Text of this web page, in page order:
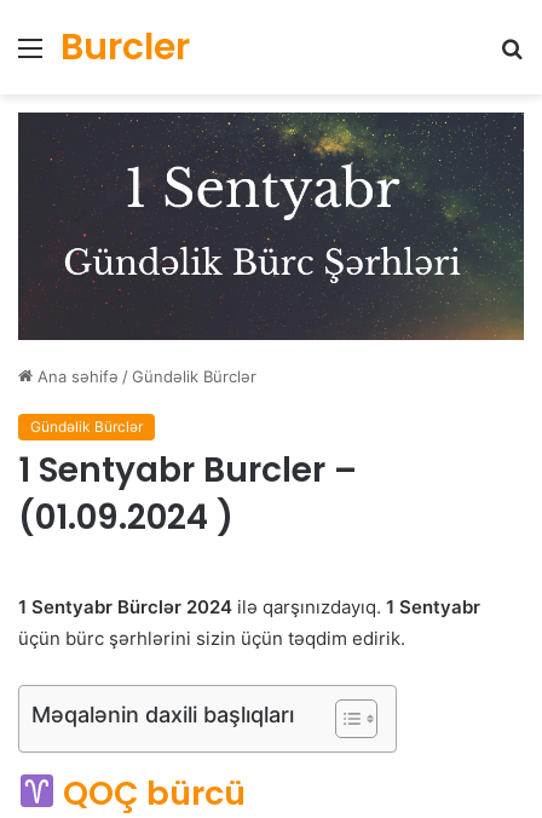
Menyu
Burcler
Ana səhifə /Gündəlik Bürclər
Gündəlik Bürclər
1 Sentyabr Burcler –
(01.09.2024 )
1 Sentyabr Bürclər 2024 ilə qarşınızdayıq. 1 Sentyabr
üçün bürc şərhlərini sizin üçün təqdim edirik.
Məqalənin daxili başlıqları
QOÇ bürcü